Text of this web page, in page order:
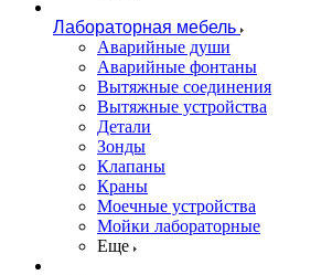
Лабораторная мебель
Аварийные души
Аварийные фонтаны
Вытяжные соединения
Вытяжные устройства
Детали
Зонды
Клапаны
Краны
Моечные устройства
Мойки лабораторные
Еще